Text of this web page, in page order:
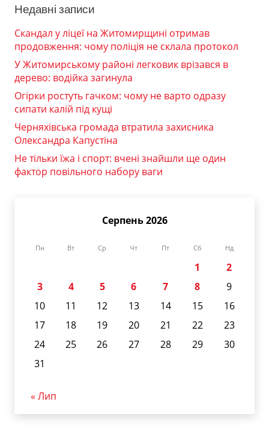
Недавні записи
Скандал у ліцеї на Житомирщині отримав
продовження: чому поліція не склала протокол
У Житомирському районі легковик врізався в
дерево: водійка загинула
Огірки ростуть гачком: чому не варто одразу
сипати калій під кущі
Черняхівська громада втратила захисника
Олександра Капустіна
Не тільки їжа і спорт: вчені знайшли ще один
фактор повільного набору ваги
Серпень 2026
Пн Вт Ср Чт Пт Сб Нд
1
2
3
4 5 6 7 8
9
10
11 12 13 14 15
16
17
18 19 20 21 22
23
24
25 26 27 28 29
30
31
« Лип